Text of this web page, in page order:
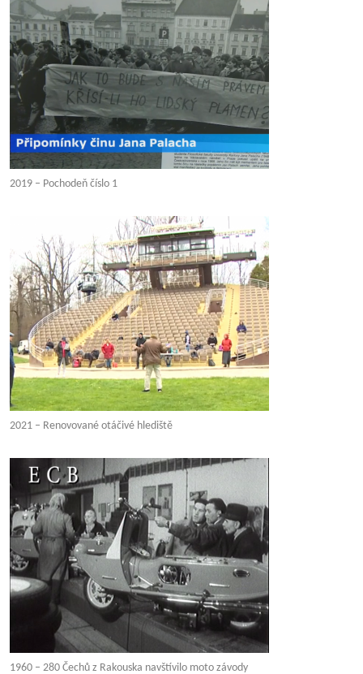
2019 – Pochodeň číslo 1
2021 – Renovované otáčivé hlediště
1960 – 280 Čechů z Rakouska navštívilo moto závody